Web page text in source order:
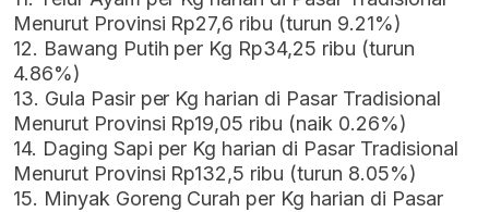
Menurut Provinsi Rp27,6 ribu (turun 9.21%)
12. Bawang Putih per Kg Rp34,25 ribu (turun
4.86%)
13. Gula Pasir per Kg harian di Pasar Tradisional
Menurut Provinsi Rp19,05 ribu (naik 0.26%)
14. Daging Sapi per Kg harian di Pasar Tradisional
Menurut Provinsi Rp132,5 ribu (turun 8.05%)
15. Minyak Goreng Curah per Kg harian di Pasar